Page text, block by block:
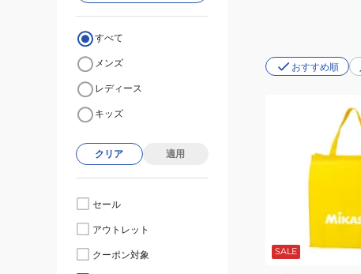
おすすめ順
SALE
すべて
メンズ
レディース
キッズ
クリア 適用
セール
アウトレット
クーポン対象